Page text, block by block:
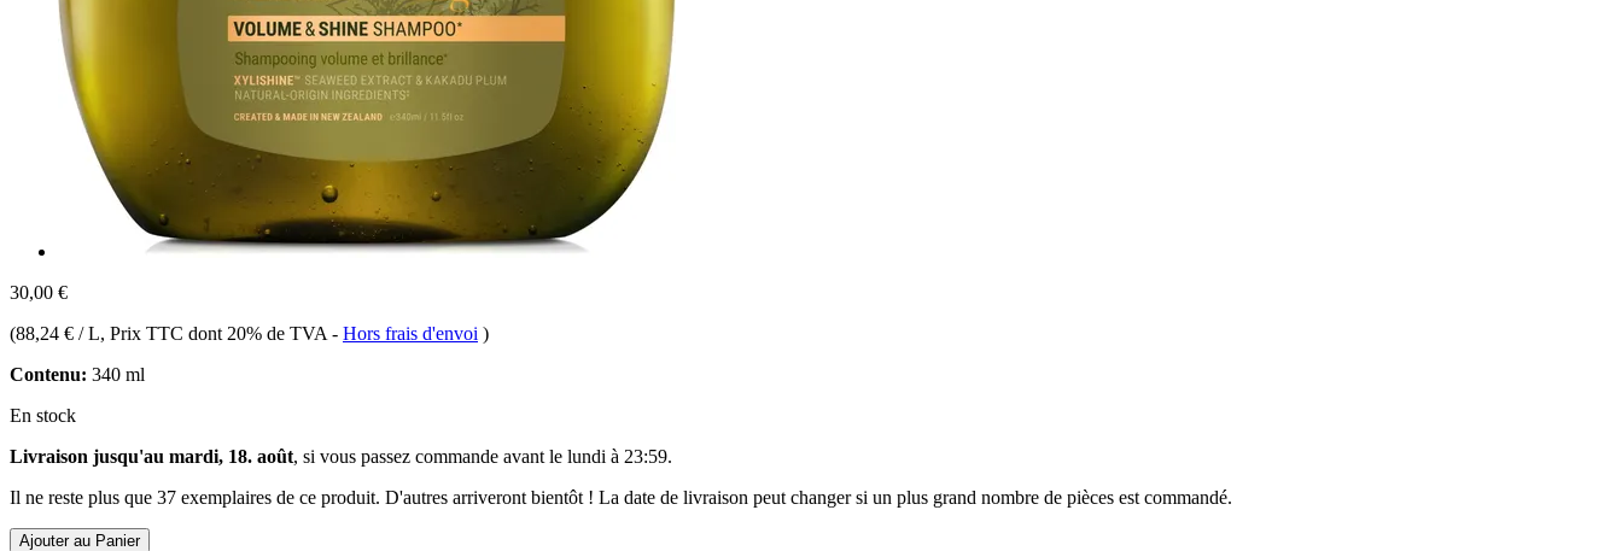
30,00 €
(88,24 € / L, Prix TTC dont 20% de TVA - Hors frais d'envoi )
Contenu: 340 ml
En stock
Livraison jusqu'au mardi, 18. août, si vous passez commande avant le lundi à 23:59.
Il ne reste plus que 37 exemplaires de ce produit. D'autres arriveront bientôt ! La date de livraison peut changer si un plus grand nombre de pièces est commandé.
Ajouter au Panier